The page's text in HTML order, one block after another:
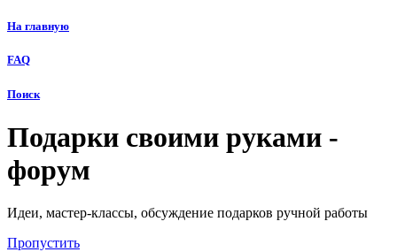
На главную
FAQ
Поиск
Подарки своими руками -
форум
Идеи, мастер-классы, обсуждение подарков ручной работы
Пропустить